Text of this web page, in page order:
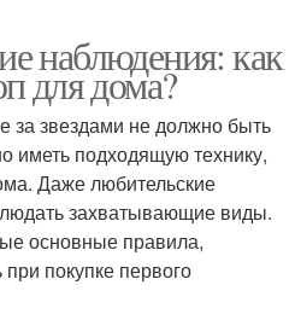
наблюдения: как
для дома?
за звездами не должно быть
иметь подходящую технику,
Даже любительские
захватывающие виды.
основные правила,
покупке первого